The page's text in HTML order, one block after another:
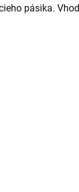
pásika.